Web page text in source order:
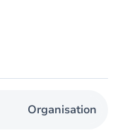
Organisation